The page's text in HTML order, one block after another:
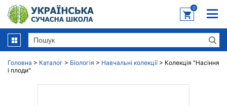
0
Головна > Каталог > Біологія > Навчальні колекції> Колекція "Насіння
і плоди"